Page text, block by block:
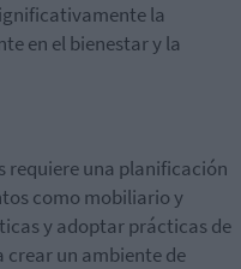
la
en el bienestar y la
requiere una planificación
como mobiliario y
y adoptar prácticas de
crear un ambiente de